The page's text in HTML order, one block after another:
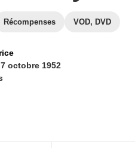
Récompenses VOD, DVD
7 octobre 1952